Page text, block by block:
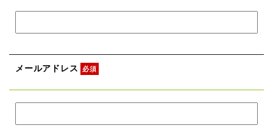
メールアドレス 必須